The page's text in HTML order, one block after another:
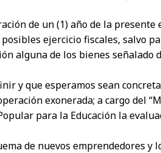
de un (1) año de la
ejercicio fiscales, salvo
alguna de los bienes señalado
y que esperamos sean
exonerada; a cargo del
para la Educación la
de nuevos emprendedores y